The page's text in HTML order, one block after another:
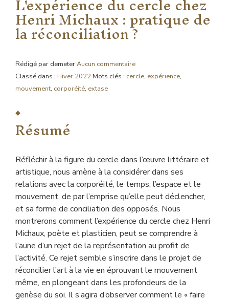
Henri Michaux : pratique de
la réconciliation ?
Rédigé par demeterAucun commentaire
Classé dans : Hiver 2022 Mots clés : cercle, expérience,
mouvement, corporéité, extase
Résumé
Réfléchir à la figure du cercle dans l’œuvre littéraire et
artistique, nous amène à la considérer dans ses
relations avec la corporéité, le temps, l’espace et le
mouvement, de par l’emprise qu’elle peut déclencher,
et sa forme de conciliation des opposés. Nous
montrerons comment l’expérience du cercle chez Henri
Michaux, poète et plasticien, peut se comprendre à
l’aune d’un rejet de la représentation au profit de
l’activité. Ce rejet semble s’inscrire dans le projet de
réconcilier l’art à la vie en éprouvant le mouvement
même, en plongeant dans les profondeurs de la
genèse du soi. Il s’agira d’observer comment le « faire